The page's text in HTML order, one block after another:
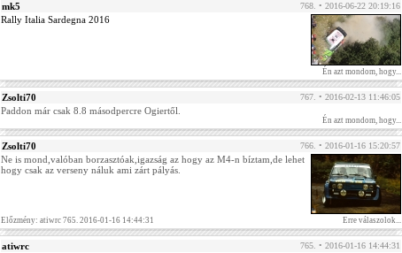
mk5 768. • 2016-06-22 20:19:16
Rally Italia Sardegna 2016
Én azt mondom, hogy...
Zsolti70 767. • 2016-02-13 11:46:05
Paddon már csak 8.8 másodpercre Ogiertől.
Én azt mondom, hogy...
Zsolti70 766. • 2016-01-16 15:20:57
Ne is mond,valóban borzasztóak,igazság az hogy az M4-n bíztam,de lehet
hogy csak az verseny náluk ami zárt pályás.
Előzmény: atiwrc 765. 2016-01-16 14:44:31 Erre válaszolok...
atiwrc 765. • 2016-01-16 14:44:31